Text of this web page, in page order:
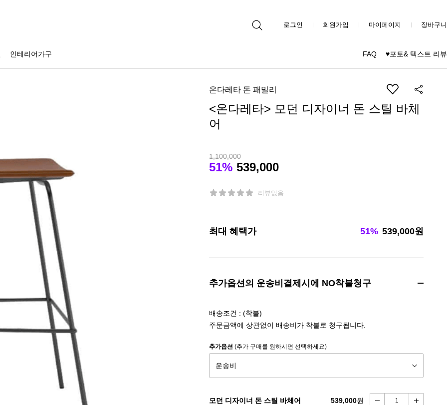
로그인 회원가입 마이페이지 장바구니
인테리어가구 FAQ ♥포토& 텍스트 리뷰
온다레타 돈 패밀리
<온다레타> 모던 디자이너 돈 스틸 바체
어
1,100,000
51% 539,000
리뷰없음
최대 혜택가 51% 539,000원
추가옵션의 운송비결제시에 NO착불청구
배송조건 : (착불)
주문금액에 상관없이 배송비가 착불로 청구됩니다.
추가옵션 (추가 구매를 원하시면 선택하세요)
모던 디자이너 돈 스틸 바체어 539,000원